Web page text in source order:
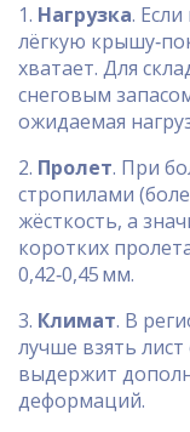
1. Нагрузка.
лёгкую
хватает. Для
снеговым
ожидаемая
2. Пролет. При
стропилами
жёсткость, а
коротких
0,42‑0,45 мм.
3. Климат. В
лучше взять
выдержит
деформаций.